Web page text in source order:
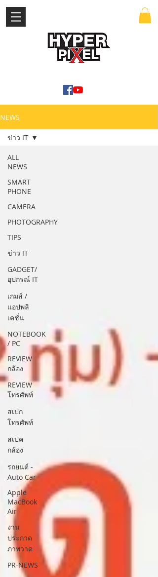
NEWS
ALL
NEWS
SMART
PHONE
CAMERA
PHOTOGRAPHY
TIPS
ข่าว IT
GADGET/
อุปกรณ์ IT
เกมส์ /
แอปพลิ
เคชั่น
NOTEBOOK
/ PC
REVIEW
กล้อง
REVIEW
โทรศัพท์
สเปก
โทรศัพท์
สเปค
กล้อง
รถยนต์ -
Auto Car
Apple
MacBook
Air
งาน
ประกวด
ภาพวาด
PR-NEWS
ข่าว IT